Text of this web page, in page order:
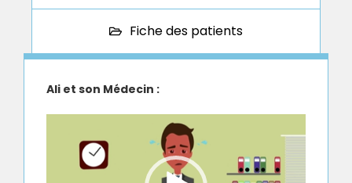
Fiche des patients
Ali et son Médecin :